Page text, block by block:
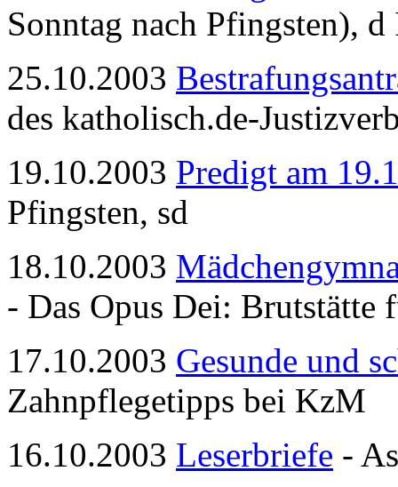
Sonntag nach Pfingsten),
25.10.2003
des katholisch.de-
19.10.2003 Predigt am
Pfingsten, sd
18.10.2003
- Das Opus Dei: Brutstätte
17.10.2003 Gesunde und
Zahnpflegetipps bei KzM
16.10.2003 Leserbriefe -